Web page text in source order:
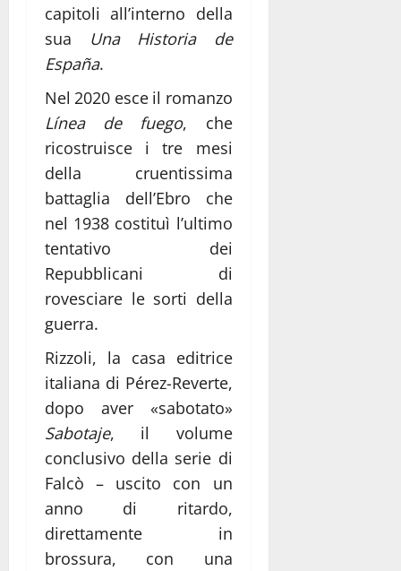
capitoli all’interno della
sua
Una Historia de
España.
Nel 2020 esce il romanzo
Línea de fuego, che
ricostruisce i tre mesi
della cruentissima
battaglia dell’Ebro che
nel 1938 costituì l’ultimo
tentativo dei
Repubblicani di
rovesciare le sorti della
guerra.
Rizzoli, la casa editrice
italiana di Pérez-Reverte,
dopo aver «sabotato»
Sabotaje, il volume
conclusivo della serie di
Falcò – uscito con un
anno di ritardo,
direttamente in
brossura, con una